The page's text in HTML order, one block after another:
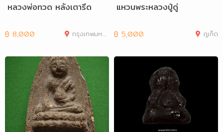
หลวงพ่อทวด หลังเตารีด
฿ 8,000 กรุงเทพมหานคร
แหวนพระหลวงปู่ดู่
฿ 5,000 ภูเก็ต